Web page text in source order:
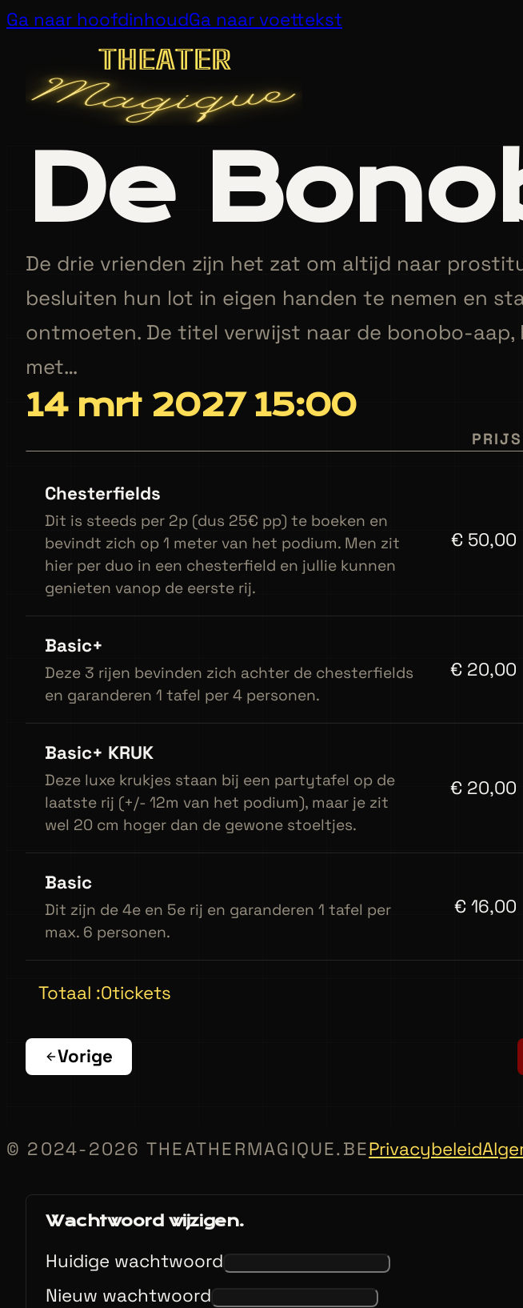
Ga naar hoofdinhoudGa naar voettekst
De
De drie vrienden zijn het zat om altijd naar
besluiten hun lot in eigen handen te nemen en
ontmoeten. De titel verwijst naar de bonobo-
met…
14 mrt 2027 15:00
PRIJS
Chesterfields
Dit is steeds per 2p (dus 25€ pp) te boeken en
bevindt zich op 1 meter van het podium. Men zit
hier per duo in een chesterfield en jullie kunnen
genieten vanop de eerste rij.
€ 50,00
Basic+
Deze 3 rijen bevinden zich achter de chesterfields
en garanderen 1 tafel per 4 personen.
€ 20,00
Basic+ KRUK
Deze luxe krukjes staan bij een partytafel op de
laatste rij (+/- 12m van het podium), maar je zit
wel 20 cm hoger dan de gewone stoeltjes.
€ 20,00
Basic
Dit zijn de 4e en 5e rij en garanderen 1 tafel per
max. 6 personen.
€ 16,00
Totaal :0tickets
Vorige
© 2024-2026 THEATHERMAGIQUE.BEPrivacybeleid
Wachtwoord wijzigen.
Huidige wachtwoord
Nieuw wachtwoord